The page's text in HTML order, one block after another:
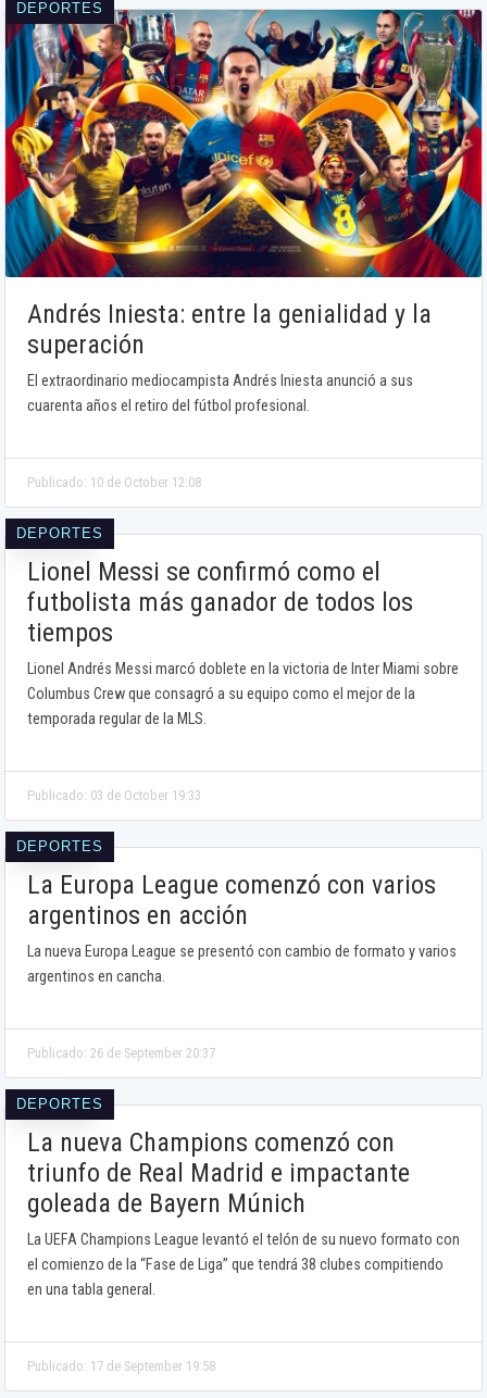
DEPORTES
Andrés Iniesta: entre la genialidad y la
superación
El extraordinario mediocampista Andrés Iniesta anunció a sus
cuarenta años el retiro del fútbol profesional.
Publicado: 10 de October 12:08
DEPORTES
Lionel Messi se confirmó como el
futbolista más ganador de todos los
tiempos
Lionel Andrés Messi marcó doblete en la victoria de Inter Miami sobre
Columbus Crew que consagró a su equipo como el mejor de la
temporada regular de la MLS.
Publicado: 03 de October 19:33
DEPORTES
La Europa League comenzó con varios
argentinos en acción
La nueva Europa League se presentó con cambio de formato y varios
argentinos en cancha.
Publicado: 26 de September 20:37
DEPORTES
La nueva Champions comenzó con
triunfo de Real Madrid e impactante
goleada de Bayern Múnich
La UEFA Champions League levantó el telón de su nuevo formato con
el comienzo de la “Fase de Liga” que tendrá 38 clubes compitiendo
en una tabla general.
Publicado: 17 de September 19:58